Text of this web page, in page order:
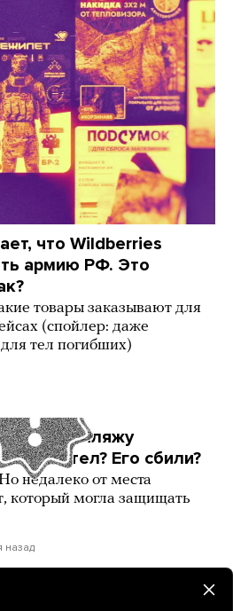
что Wildberries
армию РФ. Это
товары заказывают для
(спойлер: даже
тел погибших)
по пляжу
он летел? Его сбили?
недалеко от места
который могла защищать
назад